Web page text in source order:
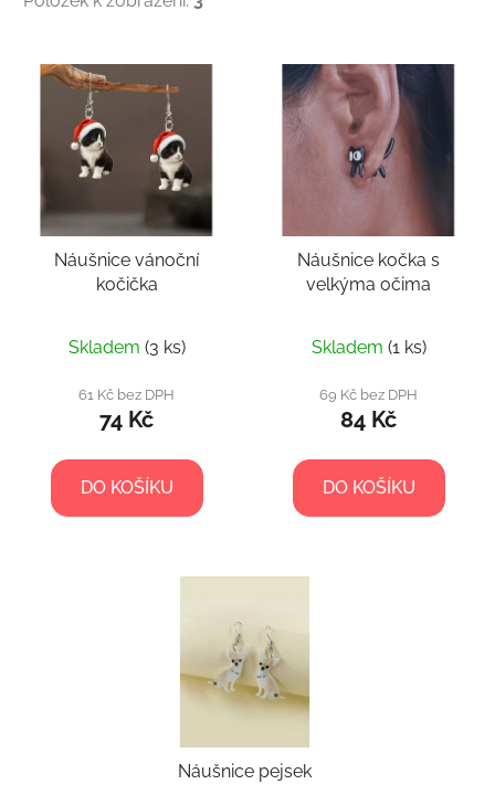
Náušnice vánoční
kočička
Skladem (3 ks)
61 Kč bez DPH
74 Kč
DO KOŠÍKU
Náušnice kočka s
velkýma očima
Skladem (1 ks)
69 Kč bez DPH
84 Kč
DO KOŠÍKU
Náušnice pejsek